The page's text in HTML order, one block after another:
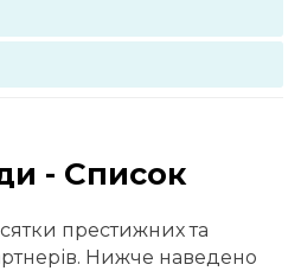
- Список
престижних та
Нижче наведено